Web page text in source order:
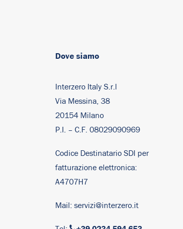
Dove siamo
Interzero Italy S.r.l
Via Messina, 38
20154 Milano
P.I. – C.F. 08029090969
Codice Destinatario SDI per
fatturazione elettronica:
A4707H7
Mail: servizi@interzero.it